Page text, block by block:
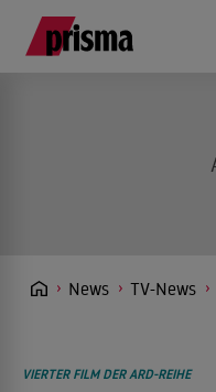
News TV-News
VIERTER FILM DER ARD-REIHE